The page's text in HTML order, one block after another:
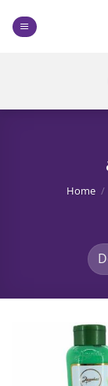
content
Home /